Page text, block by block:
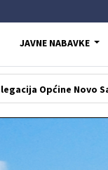
JAVNE NABAVKE
Novo Sarajevo